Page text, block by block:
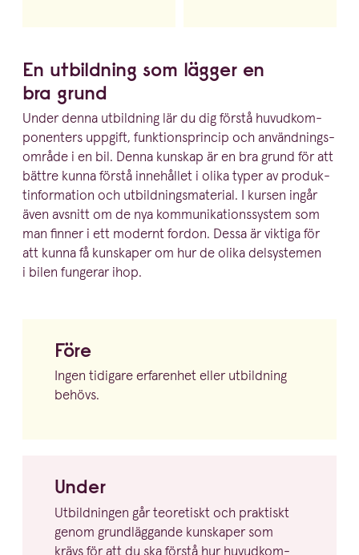
En utbildning som lägger en
bra grund
Under denna utbildning lär du dig förstå huvud­kom­
po­nenters uppgift, funktions­princip och använd­nings­
område i en bil. Denna kunskap är en bra grund för att
bättre kunna förstå innehållet i olika typer av produk­
tin­for­mation och utbild­nings­ma­terial. I kursen ingår
även avsnitt om de nya kommu­ni­ka­tions­system som
man finner i ett modernt fordon. Dessa är viktiga för
att kunna få kunskaper om hur de olika delsystemen
i bilen fungerar ihop.
Före
Ingen tidigare erfarenhet eller utbildning
behövs.
Under
Utbild­ningen går teoretiskt och praktiskt
genom grund­läg­gande kunskaper som
krävs för att du ska förstå hur huvud­kom­